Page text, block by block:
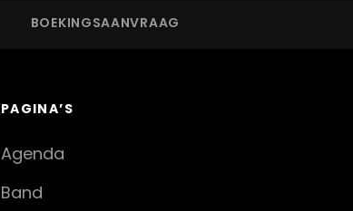
BOEKINGSAANVRAAG
PAGINA’S
Agenda
Band